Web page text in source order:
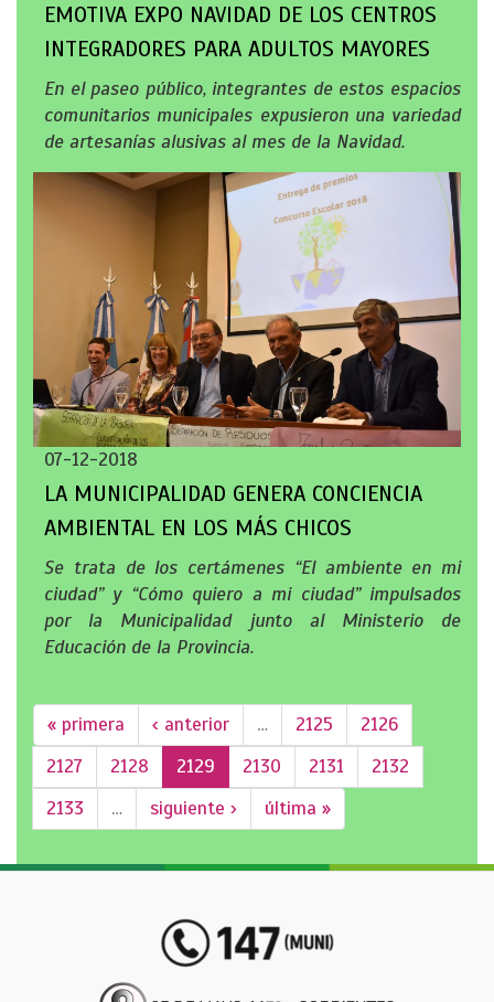
EMOTIVA EXPO NAVIDAD DE LOS CENTROS
INTEGRADORES PARA ADULTOS MAYORES
En el paseo público, integrantes de estos espacios
comunitarios municipales expusieron una variedad
de artesanías alusivas al mes de la Navidad.
07-12-2018
LA MUNICIPALIDAD GENERA CONCIENCIA
AMBIENTAL EN LOS MÁS CHICOS
Se trata de los certámenes “El ambiente en mi
ciudad” y “Cómo quiero a mi ciudad” impulsados
por la Municipalidad junto al Ministerio de
Educación de la Provincia.
« primera ‹ anterior … 2125
2126
2127
2128 2129 2130 2131
2132
2133
… siguiente › última »